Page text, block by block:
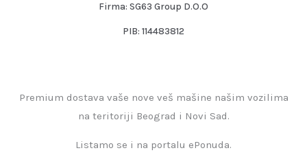
Firma: SG63 Group D.O.O
PIB: 114483812
Premium dostava vaše nove veš mašine našim vozilima
na teritoriji Beograd i Novi Sad.
Listamo se i na portalu ePonuda.